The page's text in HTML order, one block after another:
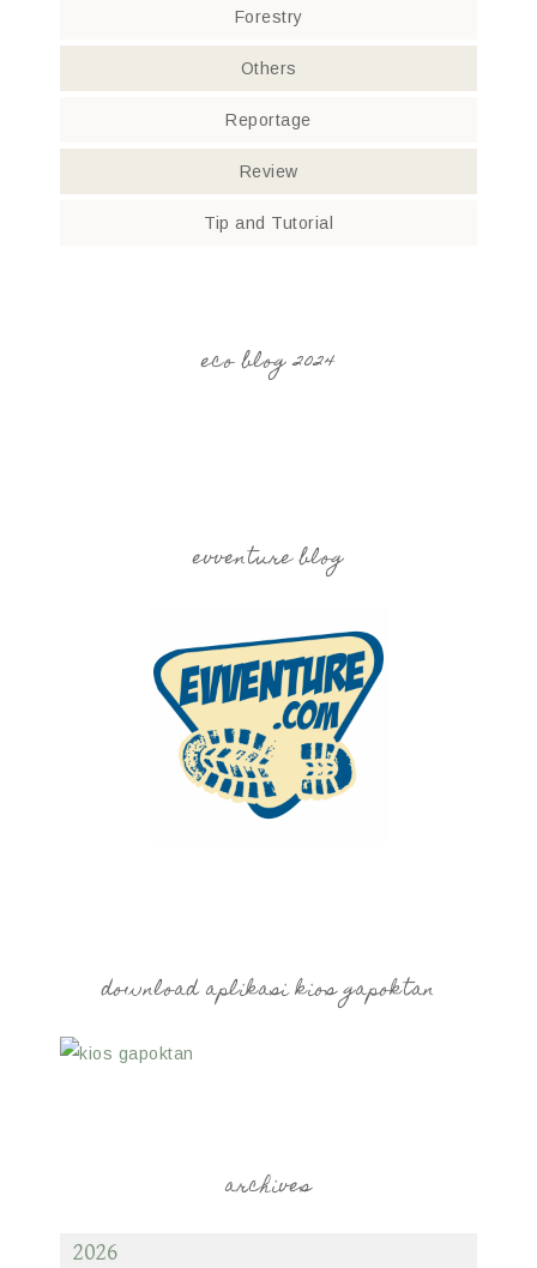
Forestry
Others
Reportage
Review
Tip and Tutorial
eco blog 2024
evventure blog
download aplikasi kios gapoktan
archives
2026